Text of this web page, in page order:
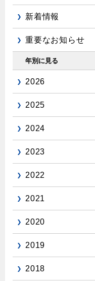
新着情報
重要なお知らせ
年別に見る
2026
2025
2024
2023
2022
2021
2020
2019
2018